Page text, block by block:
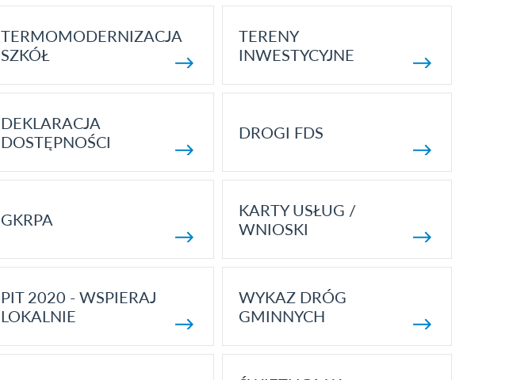
TERMOMODERNIZACJA
SZKÓŁ
TERENY
INWESTYCYJNE
DEKLARACJA
DOSTĘPNOŚCI
DROGI FDS
GKRPA
KARTY USŁUG /
WNIOSKI
PIT 2020 - WSPIERAJ
LOKALNIE
WYKAZ DRÓG
GMINNYCH